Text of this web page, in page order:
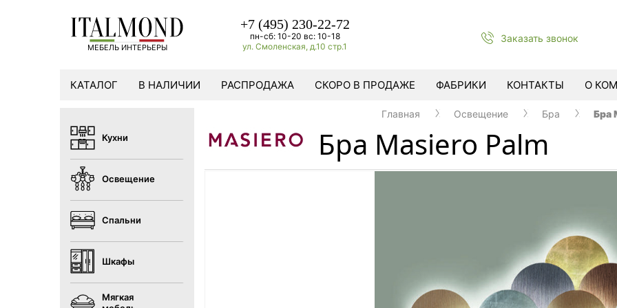
МЕБЕЛЬ ИНТЕРЬЕРЫ
+7 (495) 230-22-72
пн-сб: 10-20 вс: 10-18
ул. Смоленская, д.10 стр.1
Заказать звонок
КАТАЛОГ В НАЛИЧИИ РАСПРОДАЖА СКОРО В ПРОДАЖЕ ФАБРИКИ КОНТАКТЫ О
Кухни
Освещение
Спальни
Шкафы
Мягкая
Главная Освещение Бра Бра
Бра Masiero Palm